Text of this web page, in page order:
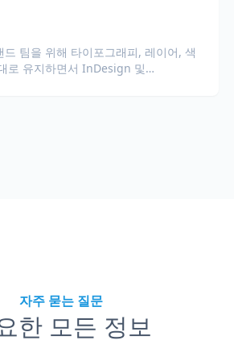
드 팀을 위해 타이포그래피, 레이어, 색
로 유지하면서 InDesign 및
자주 묻는 질문
한 모든 정보